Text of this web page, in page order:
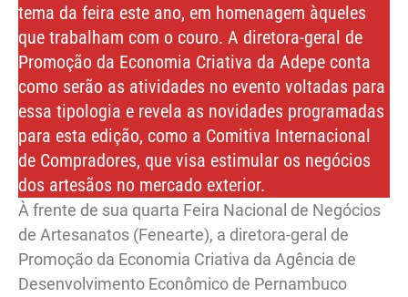
tema da feira este ano, em homenagem àqueles
que trabalham com o couro. A diretora-geral de
Promoção da Economia Criativa da Adepe conta
como serão as atividades no evento voltadas para
essa tipologia e revela as novidades programadas
para esta edição, como a Comitiva Internacional
de Compradores, que visa estimular os negócios
dos artesãos no mercado exterior.
À frente de sua quarta Feira Nacional de Negócios
de Artesanatos (Fenearte), a diretora-geral de
Promoção da Economia Criativa da Agência de
Desenvolvimento Econômico de Pernambuco